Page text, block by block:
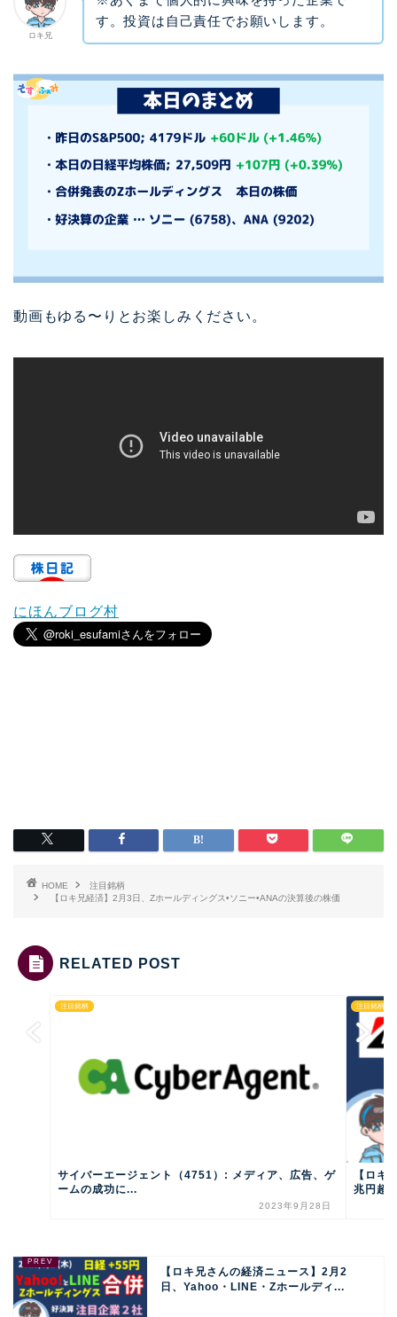
ロキ兄
す。投資は自己責任でお願いします。
動画もゆる〜りとお楽しみください。
にほんブログ村
HOME
注目銘柄
【ロキ兄経済】2月3日、Zホールディングス•ソニー•ANAの決算後の株価
RELATED POST
注目銘柄
サイバーエージェント（4751）: メディア、広告、ゲ
ームの成功に...
2023年9月28日
注目銘柄
【ロキ
兆円超
【ロキ兄さんの経済ニュース】2月2
日、Yahoo・LINE・Zホールディ...